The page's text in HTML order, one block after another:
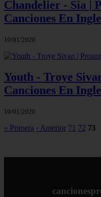
Chandelier - Sia |
Canciones En
10/01/2020
Youth - Troye
Canciones En
10/01/2020
« Primera ‹ Anterior 71 72 73